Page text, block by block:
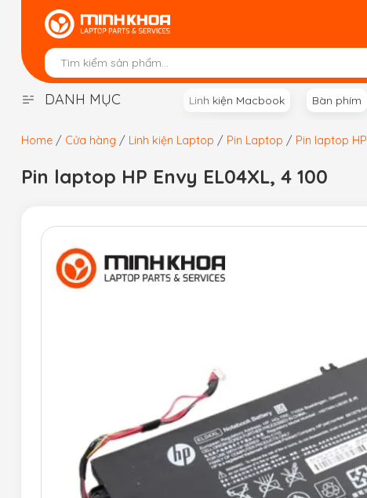
content
Linh kiện Macbook Bàn phím
DANH MỤC
Home / Cửa hàng / Linh kiện Laptop / Pin Laptop / Pin laptop HP
Pin laptop HP Envy EL04XL, 4 100